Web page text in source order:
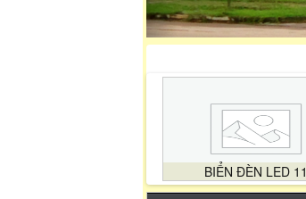
BIỂN ĐÈN LED 11